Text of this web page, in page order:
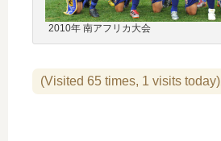
2010年 南アフリカ大会
(Visited 65 times, 1 visits today)